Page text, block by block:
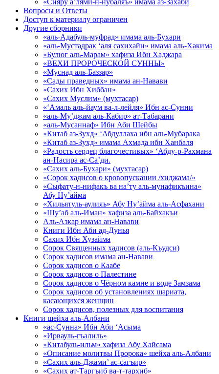
«Сияру а’лями-н-нубаляъ» имама аз-Захаби
Вопросы и Ответы
Доступ к материалу ограничен
Другие сборники
«аль-Адабуль-муфрад» имама аль-Бухари
«аль-Мустадрак ‘аля сахихайн» имама аль-Хакима
«Булюг аль-Марам» хафиза Ибн Хаджара
«ВЕХИ ПРОРОЧЕСКОЙ СУННЫ»
«Муснад аль-Баззар»
«Сады праведных» имама ан-Навави
«Сахих Ибн Хиббан»
«Сахих Муслим» (мухтасар)
«‘Амаль аль-йаум ва-л-лейля» Ибн ас-Сунни
«аль-Му’джам аль-Кабир» ат-Табарани
«аль-Мусаннаф» Ибн Аби Шейбы
«Китаб аз-Зухд» ‘Абдуллаха ибн аль-Мубарака
«Китаб аз-Зухд» имама Ахмада ибн Ханбаля
«Радость сердец благочестивых» ‘Абду-р-Рахмана
ан-Насира ас-Са’ди.
«Сахих аль-Бухари» (мухтасар)
«Сорок хадисов о кровопускании /хиджама/»
«Сыфату-н-нифакъ ва на’ту аль-мунафикъина»
Абу Ну’айма
«Хильятуль-аулияъ» Абу Ну’айма аль-Асфахани
«Шу’аб аль-Иман» хафиза аль-Байхакъи
Аль-Азкар имама ан-Навави
Книги Ибн Аби ад-Дунья
Сахих Ибн Хузайма
Сорок Священных хадисов (аль-Къудси)
Сорок хадисов имама ан-Навави
Сорок хадисов о Каабе
Сорок хадисов о Палестине
Сорок хадисов о Чёрном камне и воде Замзама
Сорок хадисов об установлениях шариата,
касающихся женщин
Сорок хадисов, полезных для воспитания
Книги шейха аль-Албани
«ас-Сунна» Ибн Аби ‘Асыма
«Ирвауль-гъалиль»
«Китабуль-ильм» хафиза Абу Хайсама
«Описание молитвы Пророка» шейха аль-Албани
«Сахих аль-Джами’ ас-сагъир»
«Сахих ат-Таргъиб ва-т-тархиб»